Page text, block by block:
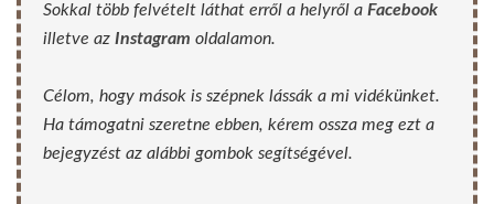
Sokkal több felvételt láthat erről a helyről a Facebook
illetve az Instagram oldalamon.
Célom, hogy mások is szépnek lássák a mi vidékünket.
Ha támogatni szeretne ebben, kérem ossza meg ezt a
bejegyzést az alábbi gombok segítségével.